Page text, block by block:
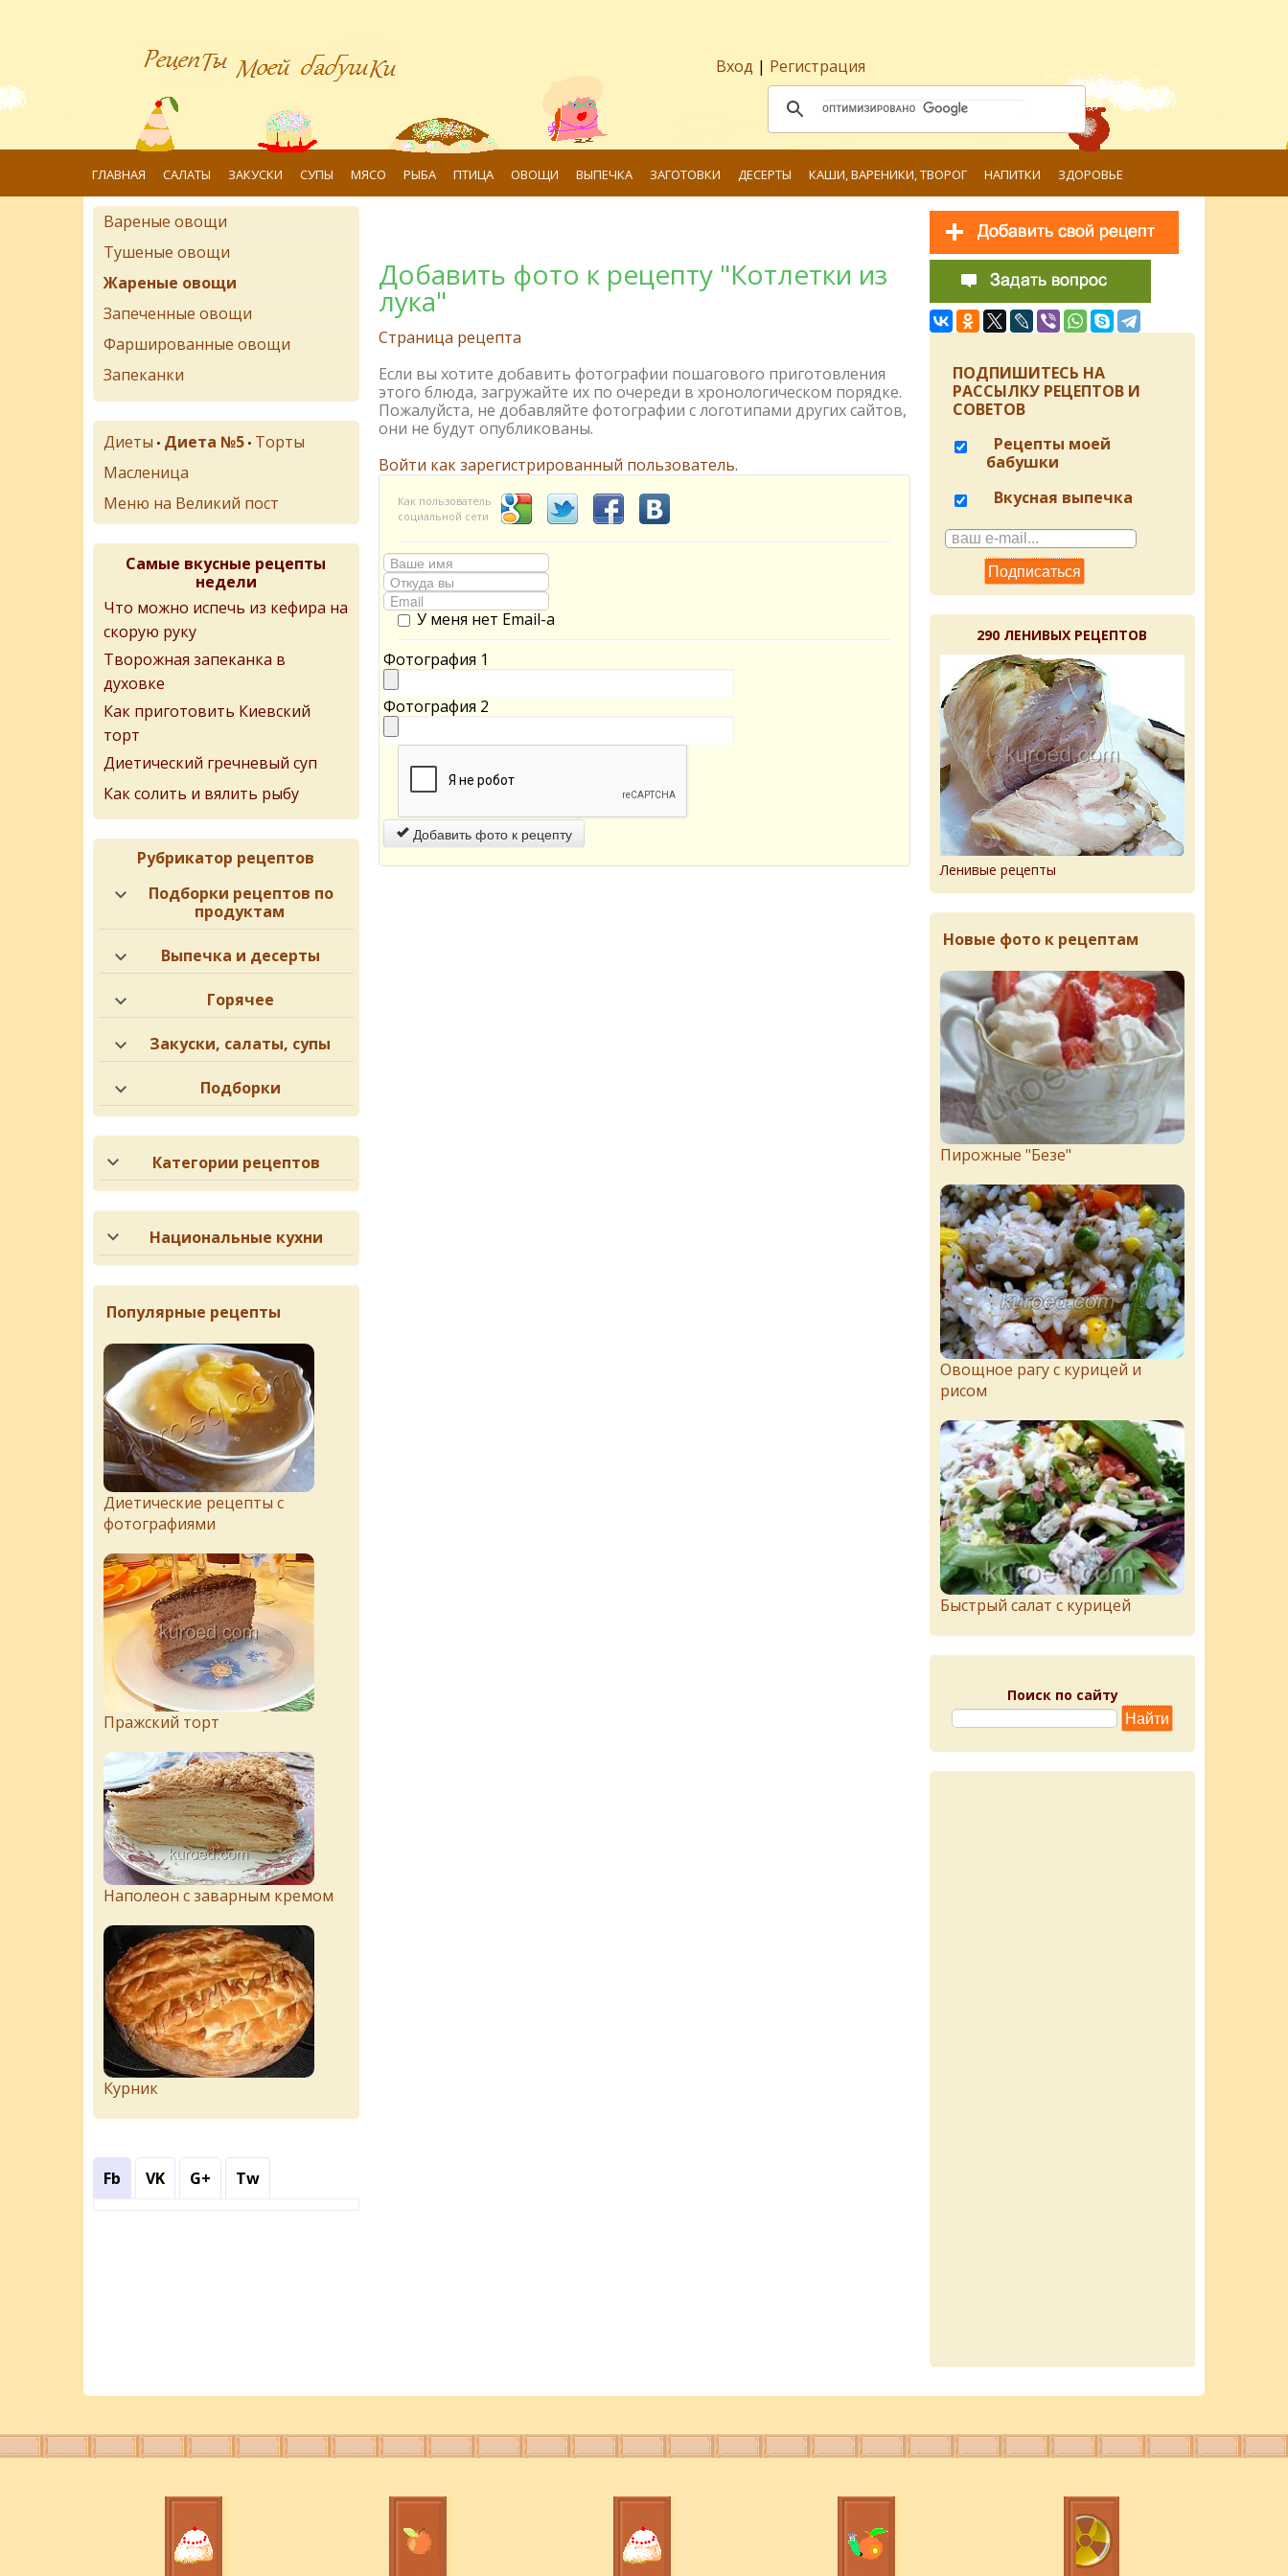
Вход | Регистрация
ГЛАВНАЯ САЛАТЫ ЗАКУСКИ СУПЫ МЯСО РЫБА ПТИЦА ОВОЩИ ВЫПЕЧКА ЗАГОТОВКИ ДЕСЕРТЫ КАШИ, ВАРЕНИКИ, ТВОРОГ НАПИТКИ ЗДОРОВЬЕ
Добавить фото к рецепту "Котлетки из
лука"
Страница рецепта
Если вы хотите добавить фотографии пошагового приготовления
этого блюда, загружайте их по очереди в хронологическом порядке.
Пожалуйста, не добавляйте фотографии с логотипами других сайтов,
они не будут опубликованы.
Войти как зарегистрированный пользователь.
Как пользователь
социальной сети
У меня нет Email-а
Фотография 1
Фотография 2
Добавить фото к рецепту
Вареные овощи
Тушеные овощи
Жареные овощи
Запеченные овощи
Фаршированные овощи
Запеканки
Диеты • Диета №5 • Торты
Масленица
Меню на Великий пост
Самые вкусные рецепты
недели
Что можно испечь из кефира на
скорую руку
Творожная запеканка в
духовке
Как приготовить Киевский
торт
Диетический гречневый суп
Как солить и вялить рыбу
Рубрикатор рецептов
Подборки рецептов по
продуктам
Выпечка и десерты
Горячее
Закуски, салаты, супы
Подборки
Категории рецептов
Национальные кухни
Популярные рецепты
Диетические рецепты с
фотографиями
Пражский торт
Наполеон с заварным кремом
Курник
Fb VK G+ Tw
ПОДПИШИТЕСЬ НА
РАССЫЛКУ РЕЦЕПТОВ И
СОВЕТОВ
Рецепты моей
бабушки
Вкусная выпечка
290 ЛЕНИВЫХ РЕЦЕПТОВ
Ленивые рецепты
Новые фото к рецептам
Пирожныe "Бeзe"
Овощное рагу с курицей и
рисом
Быстрый салат с курицей
Поиск по сайту